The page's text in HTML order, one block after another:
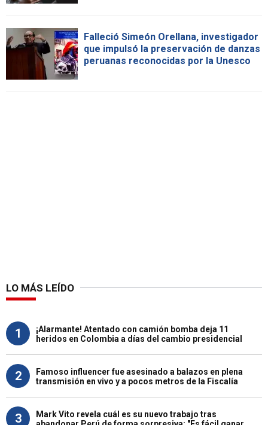
Falleció Simeón Orellana, investigador
que impulsó la preservación de danzas
peruanas reconocidas por la Unesco
LO MÁS LEÍDO
1
¡Alarmante! Atentado con camión bomba deja 11
heridos en Colombia a días del cambio presidencial
2
Famoso influencer fue asesinado a balazos en plena
transmisión en vivo y a pocos metros de la Fiscalía
3
Mark Vito revela cuál es su nuevo trabajo tras